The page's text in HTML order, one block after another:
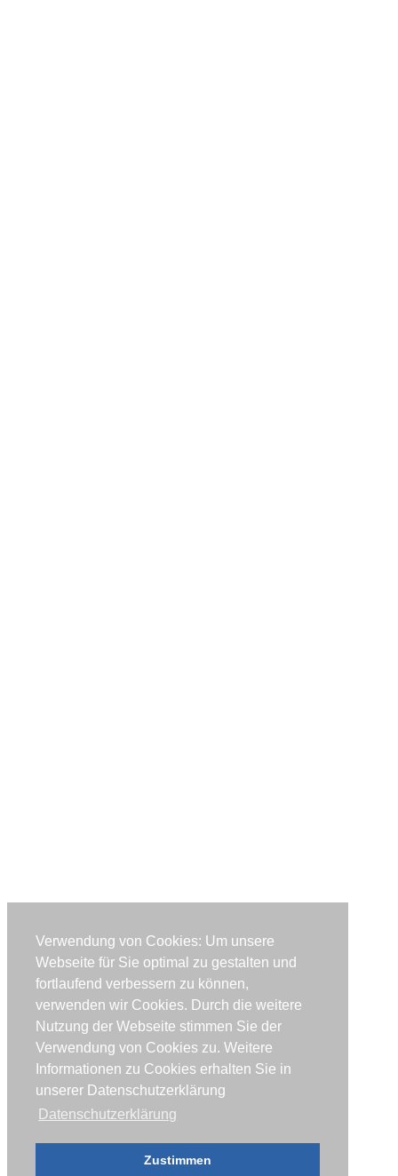
Verwendung von Cookies: Um unsere
Webseite für Sie optimal zu gestalten und
fortlaufend verbessern zu können,
verwenden wir Cookies. Durch die weitere
Nutzung der Webseite stimmen Sie der
Verwendung von Cookies zu. Weitere
Informationen zu Cookies erhalten Sie in
unserer Datenschutzerklärung
Datenschutzerklärung
Zustimmen